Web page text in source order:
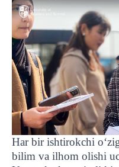
Har bir ishtirokchi
bilim va ilhom olishi